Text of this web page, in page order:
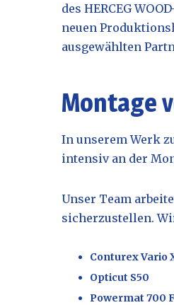
des HERCEG
neuen
ausgewählten
Montage
In unserem Werk
intensiv an der
Unser Team
sicherzustellen.
Conturex Vario
Opticut S50
Powermat 700